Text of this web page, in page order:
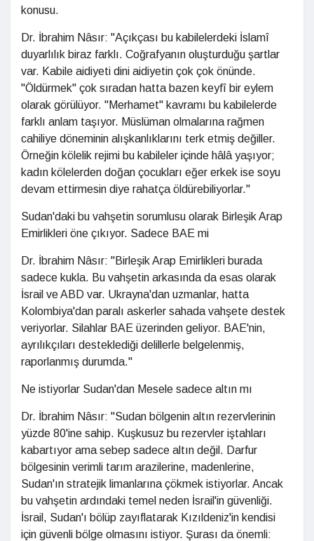
konusu.
Dr. İbrahim Nâsır: "Açıkçası bu kabilelerdeki İslamî
duyarlılık biraz farklı. Coğrafyanın oluşturduğu şartlar
var. Kabile aidiyeti dini aidiyetin çok çok önünde.
"Öldürmek" çok sıradan hatta bazen keyfî bir eylem
olarak görülüyor. "Merhamet" kavramı bu kabilelerde
farklı anlam taşıyor. Müslüman olmalarına rağmen
cahiliye döneminin alışkanlıklarını terk etmiş değiller.
Örneğin kölelik rejimi bu kabileler içinde hâlâ yaşıyor;
kadın kölelerden doğan çocukları eğer erkek ise soyu
devam ettirmesin diye rahatça öldürebiliyorlar."
Sudan'daki bu vahşetin sorumlusu olarak Birleşik Arap
Emirlikleri öne çıkıyor. Sadece BAE mi
Dr. İbrahim Nâsır: "Birleşik Arap Emirlikleri burada
sadece kukla. Bu vahşetin arkasında da esas olarak
İsrail ve ABD var. Ukrayna'dan uzmanlar, hatta
Kolombiya'dan paralı askerler sahada vahşete destek
veriyorlar. Silahlar BAE üzerinden geliyor. BAE'nin,
ayrılıkçıları desteklediği delillerle belgelenmiş,
raporlanmış durumda."
Ne istiyorlar Sudan'dan Mesele sadece altın mı
Dr. İbrahim Nâsır: "Sudan bölgenin altın rezervlerinin
yüzde 80'ine sahip. Kuşkusuz bu rezervler iştahları
kabartıyor ama sebep sadece altın değil. Darfur
bölgesinin verimli tarım arazilerine, madenlerine,
Sudan'ın stratejik limanlarına çökmek istiyorlar. Ancak
bu vahşetin ardındaki temel neden İsrail'in güvenliği.
İsrail, Sudan'ı bölüp zayıflatarak Kızıldeniz'in kendisi
için güvenli bölge olmasını istiyor. Şurası da önemli: